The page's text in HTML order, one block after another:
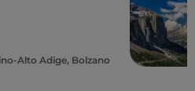
Alto Adige, Bolzano